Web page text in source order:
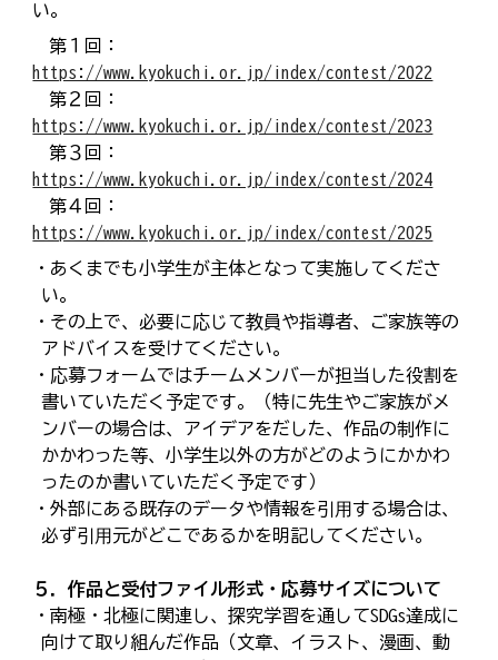
い。
第１回：
https://www.kyokuchi.or.jp/index/contest/2022
第２回：
https://www.kyokuchi.or.jp/index/contest/2023
第３回：
https://www.kyokuchi.or.jp/index/contest/2024
第４回：
https://www.kyokuchi.or.jp/index/contest/2025
・あくまでも小学生が主体となって実施してくださ
い。
・その上で、必要に応じて教員や指導者、ご家族等の
アドバイスを受けてください。
・応募フォームではチームメンバーが担当した役割を
書いていただく予定です。（特に先生やご家族がメ
ンバーの場合は、アイデアをだした、作品の制作に
かかわった等、小学生以外の方がどのようにかかわ
ったのか書いていただく予定です）
・外部にある既存のデータや情報を引⽤する場合は、
必ず引⽤元がどこであるかを明記してください。
５．作品と受付ファイル形式・応募サイズについて
・南極・北極に関連し、探究学習を通してSDGs達成に
向けて取り組んだ作品（文章、イラスト、漫画、動